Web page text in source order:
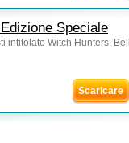
Speciale
intitolato Witch Hunters:
Scaricare